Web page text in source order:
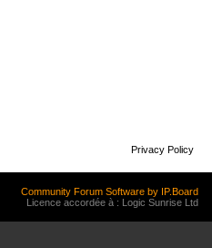
Privacy Policy
Community Forum Software by IP.Board
Licence accordée à : Logic Sunrise Ltd